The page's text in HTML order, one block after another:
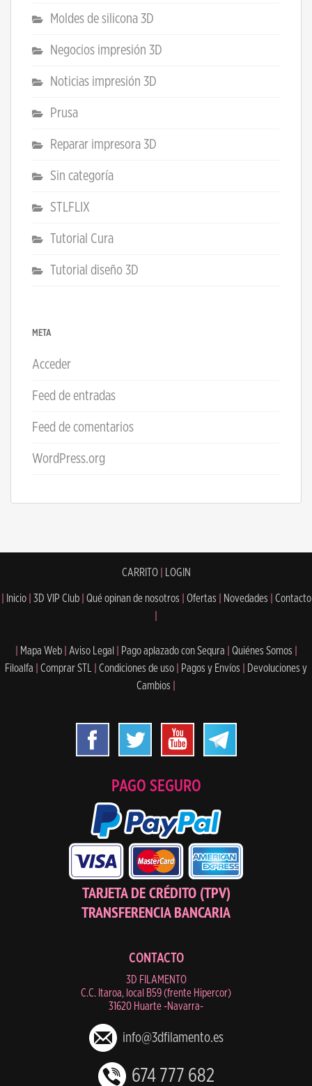
Moldes de silicona 3D
Negocios impresión 3D
Noticias impresión 3D
Prusa
Reparar impresora 3D
Sin categoría
STLFLIX
Tutorial Cura
Tutorial diseño 3D
META
Acceder
Feed de entradas
Feed de comentarios
WordPress.org
CARRITO| LOGIN
Inicio 3D VIP Club Qué opinan de nosotros Ofertas Novedades
Contacto
Mapa Web Aviso Legal Pago aplazado con Sequra Quiénes Somos
Filoalfa
Comprar STL Condiciones de uso Pagos y Envíos
Devoluciones y
Cambios
PAGO SEGURO
TARJETA DE CRÉDITO (TPV)
TRANSFERENCIA BANCARIA
CONTACTO
3D FILAMENTO
C.C. Itaroa, local B59 (frente Hipercor)
31620 Huarte -Navarra-
info@3dfilamento.es
674 777 682